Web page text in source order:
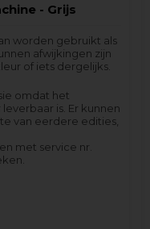
- Grijs
worden gebruikt als
afwijkingen zijn
of iets dergelijks.
omdat het
is. Er kunnen
van eerdere edities,
met service nr.